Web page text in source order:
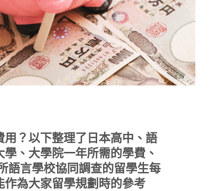
？以下整理了日本高中、語
、大學院一年所需的學費、
語言學校協同調查的留學生每
為大家留學規劃時的參考